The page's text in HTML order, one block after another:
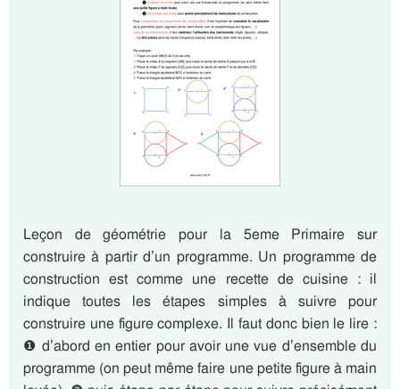
Leçon de géométrie pour la 5eme Primaire sur
construire à partir d’un programme. Un programme de
construction est comme une recette de cuisine : il
indique toutes les étapes simples à suivre pour
construire une figure complexe. Il faut donc bien le lire :
❶ d’abord en entier pour avoir une vue d’ensemble du
programme (on peut même faire une petite figure à main